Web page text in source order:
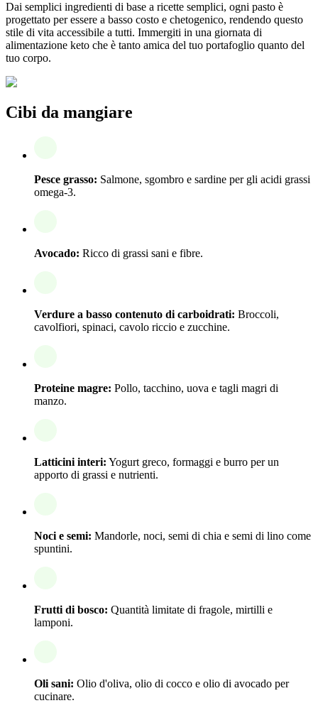
Dai semplici ingredienti di base a ricette semplici, ogni pasto è
progettato per essere a basso costo e chetogenico, rendendo questo
stile di vita accessibile a tutti. Immergiti in una giornata di
alimentazione keto che è tanto amica del tuo portafoglio quanto del
tuo corpo.
Cibi da mangiare
Pesce grasso: Salmone, sgombro e sardine per gli acidi grassi
omega-3.
Avocado: Ricco di grassi sani e fibre.
Verdure a basso contenuto di carboidrati: Broccoli,
cavolfiori, spinaci, cavolo riccio e zucchine.
Proteine magre: Pollo, tacchino, uova e tagli magri di
manzo.
Latticini interi: Yogurt greco, formaggi e burro per un
apporto di grassi e nutrienti.
Noci e semi: Mandorle, noci, semi di chia e semi di lino come
spuntini.
Frutti di bosco: Quantità limitate di fragole, mirtilli e
lamponi.
Oli sani: Olio d'oliva, olio di cocco e olio di avocado per
cucinare.